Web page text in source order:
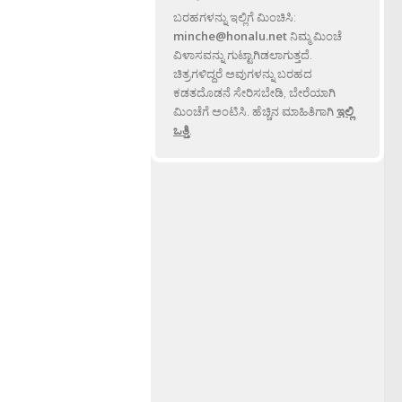
ಬರಹಗಳನ್ನು ಇಲ್ಲಿಗೆ ಮಿಂಚಿಸಿ:
minche@honalu.netನಿಮ್ಮ ಮಿಂಚೆ
ವಿಳಾಸವನ್ನು ಗುಟ್ಟಾಗಿಡಲಾಗುತ್ತದೆ.
ಚಿತ್ರಗಳಿದ್ದರೆ ಅವುಗಳನ್ನು ಬರಹದ
ಕಡತದೊಡನೆ ಸೇರಿಸಬೇಡಿ, ಬೇರೆಯಾಗಿ
ಮಿಂಚೆಗೆ ಅಂಟಿಸಿ. ಹೆಚ್ಚಿನ ಮಾಹಿತಿಗಾಗಿಇಲ್ಲಿ
ಒತ್ತಿ.